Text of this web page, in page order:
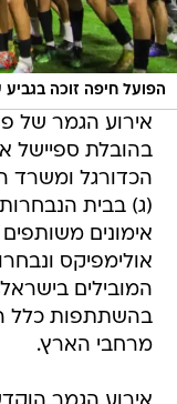
הפועל חיפה זוכה
בהובלת ספיישל
הכדורגל ומשרד
(ג) בבית
אימונים משותפים
אולימפיקס
המובילים
בהשתתפות כלל
מרחבי הארץ.